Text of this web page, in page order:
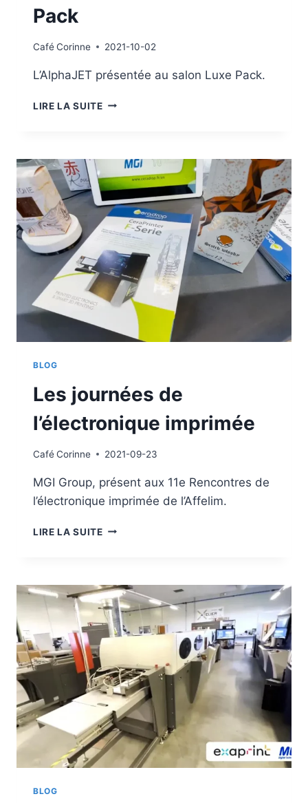
Pack
CaféCorinne 2021-10-02
L’AlphaJET présentée au salon Luxe Pack.
LIRE LA SUITEL’ALPHAJET
PACK
BLOG
Les journées de
l’électronique imprimée
CaféCorinne 2021-09-23
MGI Group, présent aux 11e Rencontres de
l’électronique imprimée de l’Affelim.
LIRE LA SUITELES
IMPRIMÉE
BLOG